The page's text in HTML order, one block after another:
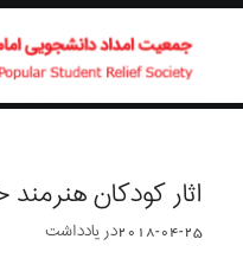
اثار کودکان
2018-04-25دریادداشت‌‌‌‌‌‌‌